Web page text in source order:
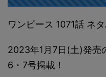
ワンピース 1071話 ネタ
2023年1月7日(土)発売
6・7号掲載！